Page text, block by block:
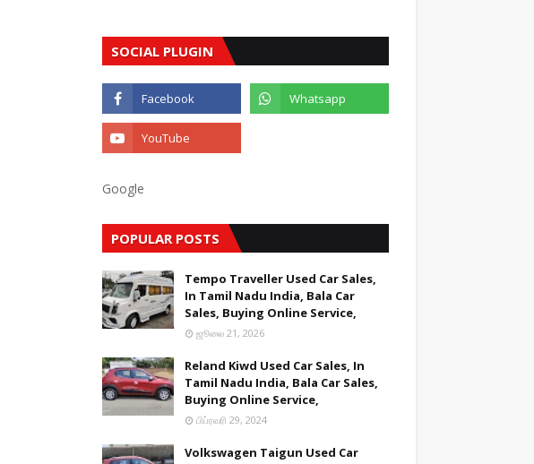
SOCIAL PLUGIN
Google
POPULAR POSTS
Tempo Traveller Used Car Sales,
In Tamil Nadu India, Bala Car
Sales, Buying Online Service,
ஜூலை 21, 2026
Reland Kiwd Used Car Sales, In
Tamil Nadu India, Bala Car Sales,
Buying Online Service,
பிப்ரவரி 29, 2024
Volkswagen Taigun Used Car